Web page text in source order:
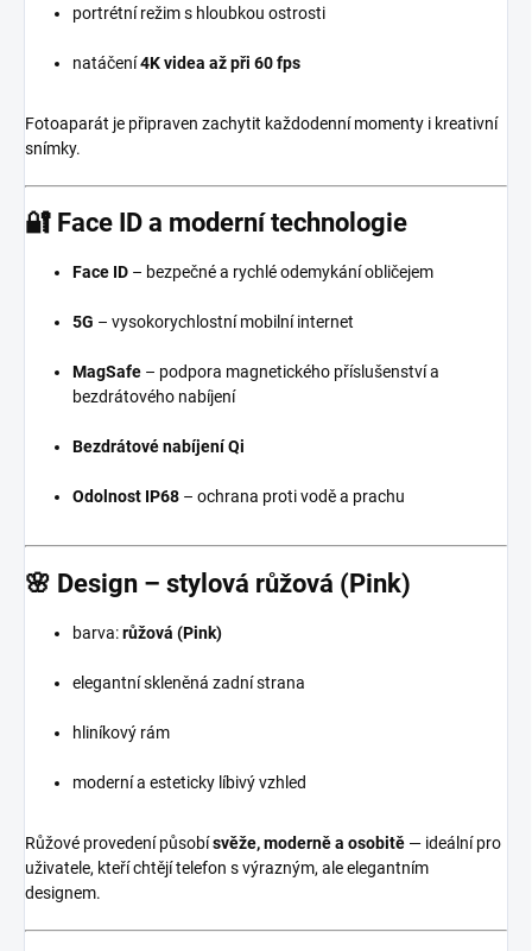
portrétní režim s hloubkou ostrosti
natáčení4K videa až při 60 fps
Fotoaparát je připraven zachytit každodenní momenty i kreativní
snímky.
🔐 Face ID a moderní technologie
Face ID – bezpečné a rychlé odemykání obličejem
5G – vysokorychlostní mobilní internet
MagSafe – podpora magnetického příslušenství a
bezdrátového nabíjení
Bezdrátové nabíjení Qi
Odolnost IP68 – ochrana proti vodě a prachu
🌸 Design – stylová růžová (Pink)
barva:růžová (Pink)
elegantní skleněná zadní strana
hliníkový rám
moderní a esteticky líbivý vzhled
Růžové provedení působísvěže, moderně a osobitě — ideální pro
uživatele, kteří chtějí telefon s výrazným, ale elegantním
designem.